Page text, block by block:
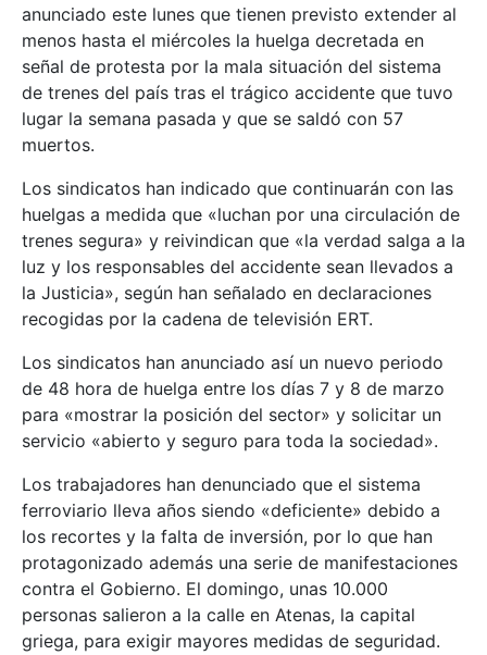
anunciado este lunes que tienen previsto extender al
menos hasta el miércoles la huelga decretada en
señal de protesta por la mala situación del sistema
de trenes del país tras el trágico accidente que tuvo
lugar la semana pasada y que se saldó con 57
muertos.
Los sindicatos han indicado que continuarán con las
huelgas a medida que «luchan por una circulación de
trenes segura» y reivindican que «la verdad salga a la
luz y los responsables del accidente sean llevados a
la Justicia», según han señalado en declaraciones
recogidas por la cadena de televisión ERT.
Los sindicatos han anunciado así un nuevo periodo
de 48 hora de huelga entre los días 7 y 8 de marzo
para «mostrar la posición del sector» y solicitar un
servicio «abierto y seguro para toda la sociedad».
Los trabajadores han denunciado que el sistema
ferroviario lleva años siendo «deficiente» debido a
los recortes y la falta de inversión, por lo que han
protagonizado además una serie de manifestaciones
contra el Gobierno. El domingo, unas 10.000
personas salieron a la calle en Atenas, la capital
griega, para exigir mayores medidas de seguridad.